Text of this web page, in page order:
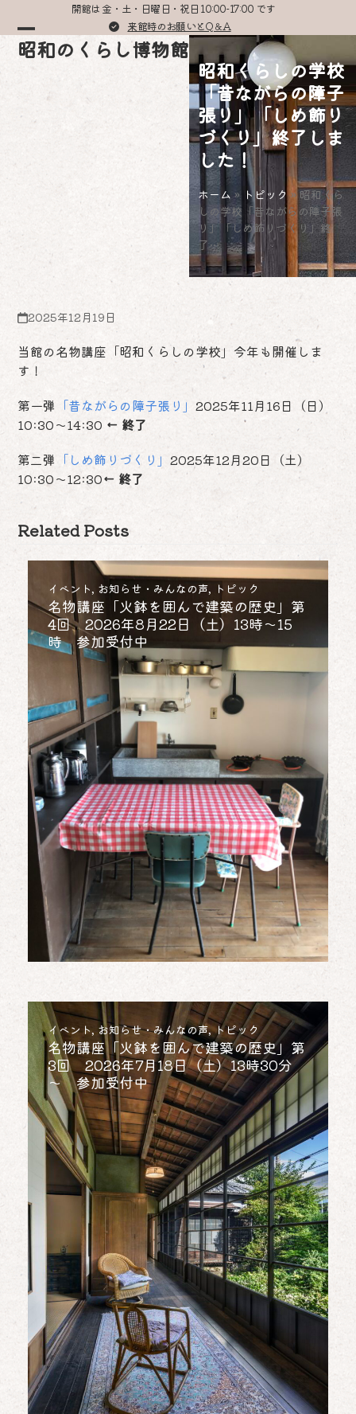
content
開館は 金・土・日曜日・祝日 10:00-17:00 です
来館時のお願いとQ＆A
昭和のくらし博物館
Open
menu
Close
menu
昭和くらしの学校
「昔ながらの障子
張り」「しめ飾り
づくり」終了しま
した！
ホーム » トピック» 昭和くら
しの学校「昔ながらの障子張
り」「しめ飾りづくり」終
了…
2025年12月19日
当館の名物講座「昭和くらしの学校」今年も開催しま
す！
第一弾 「昔ながらの障子張り」2025年11月16日（日）
10:30～14:30 ← 終了
第二弾 「しめ飾りづくり」2025年12月20日（土）
10:30～12:30← 終了
Related Posts
イベント, お知らせ・みんなの声, トピック
名物講座「火鉢を囲んで建築の歴史」第
4回 2026年8月22日（土）13時～15
時 参加受付中
トピック
6月27日（土）は、台風により臨時休
館、または途中閉館の可能性があります
（午前中は開館します）
イベント, お知らせ・みんなの声,トピック
名物講座「火鉢を囲んで建築の歴史」第
3回 2026年7月18日（土）13時30分
～ 参加受付中